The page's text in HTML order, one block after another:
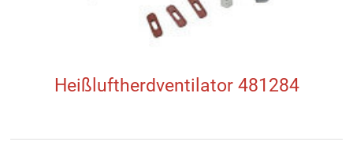
Heißluftherdventilator 481284